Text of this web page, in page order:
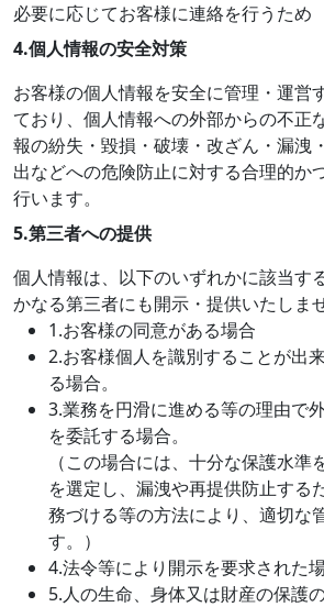
必要に応じてお客様に連絡を行うため
4.個人情報の安全対策
お客様の個人情報を安全に管理・運営
ており、個人情報への外部からの不正
報の紛失・毀損・破壊・改ざん・漏洩
出などへの危険防止に対する合理的か
行います。
5.第三者への提供
個人情報は、以下のいずれかに該当す
かなる第三者にも開示・提供いたしませ
1.お客様の同意がある場合
2.お客様個人を識別することが出
る場合。
3.業務を円滑に進める等の理由で
を委託する場合。
（この場合には、十分な保護水準
を選定し、漏洩や再提供防止する
務づける等の方法により、適切な
す。）
4.法令等により開示を要求された
5.人の生命、身体又は財産の保護